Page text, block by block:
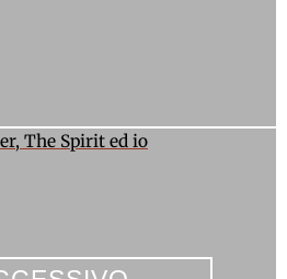
The Spirit ed io